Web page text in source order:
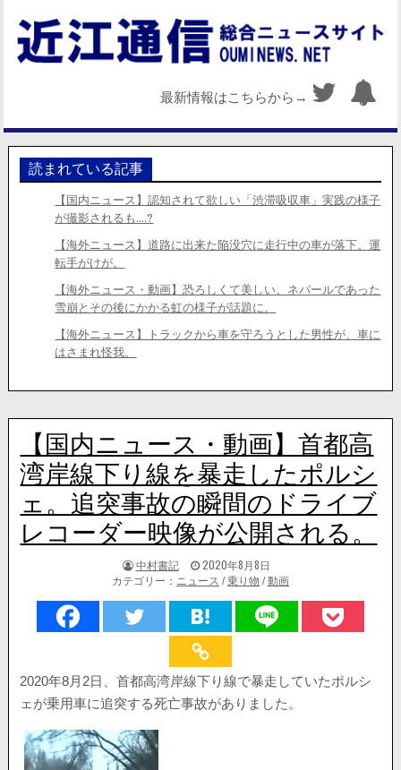
最新情報はこちらから→
読まれている記事
【国内ニュース】認知されて欲しい「渋滞吸収車」実践の様子
が撮影されるも….?
【海外ニュース】道路に出来た陥没穴に走行中の車が落下。運
転手がけが。
【海外ニュース・動画】恐ろしくて美しい。ネパールであった
雪崩とその後にかかる虹の様子が話題に。
【海外ニュース】トラックから車を守ろうとした男性が、車に
はさまれ怪我。
【国内ニュース・動画】首都高
湾岸線下り線を暴走したポルシ
ェ。追突事故の瞬間のドライブ
レコーダー映像が公開される。
著
者:
中村書記
掲
載
日：
2020年8月8日
カテゴリー： ニュース /乗り物 /動画
2020年8月2日、首都高湾岸線下り線で暴走していたポルシ
ェが乗用車に追突する死亡事故がありました。